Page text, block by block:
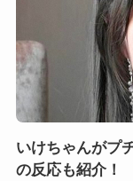
いけちゃんがプ
の反応も紹介！